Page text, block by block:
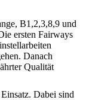
B1,2,3,8,9 und
ersten Fairways
Danach
Qualität
Dabei sind